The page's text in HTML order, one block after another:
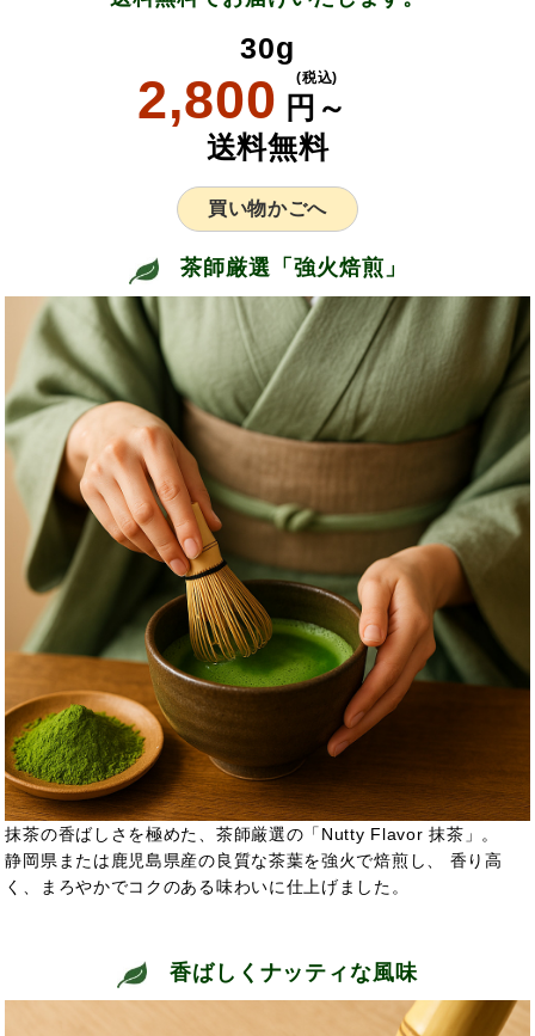
30g
2,800 円～
(税込)
送料無料
買い物かごへ
茶師厳選「強火焙煎」
抹茶の香ばしさを極めた、茶師厳選の「Nutty Flavor 抹茶」。
静岡県または鹿児島県産の良質な茶葉を強火で焙煎し、 香り高
く、まろやかでコクのある味わいに仕上げました。
香ばしくナッティな風味